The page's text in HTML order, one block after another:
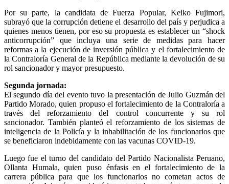
Por su parte, la candidata de Fuerza Popular, Keiko Fujimori,
subrayó que la corrupción detiene el desarrollo del país y perjudica a
quienes menos tienen, por eso su propuesta es establecer un “shock
anticorrupción” que incluya una serie de medidas para hacer
reformas a la ejecución de inversión pública y el fortalecimiento de
la Contraloría General de la República mediante la devolución de su
rol sancionador y mayor presupuesto.
Segunda jornada:
El segundo día del evento tuvo la presentación de Julio Guzmán del
Partido Morado, quien propuso el fortalecimiento de la Contraloría a
través del reforzamiento del control concurrente y su rol
sancionador. También planteó el reforzamiento de los sistemas de
inteligencia de la Policía y la inhabilitación de los funcionarios que
se beneficiaron indebidamente con las vacunas COVID-19.
Luego fue el turno del candidato del Partido Nacionalista Peruano,
Ollanta Humala, quien puso énfasis en el fortalecimiento de la
carrera pública para que los funcionarios no cometan actos de